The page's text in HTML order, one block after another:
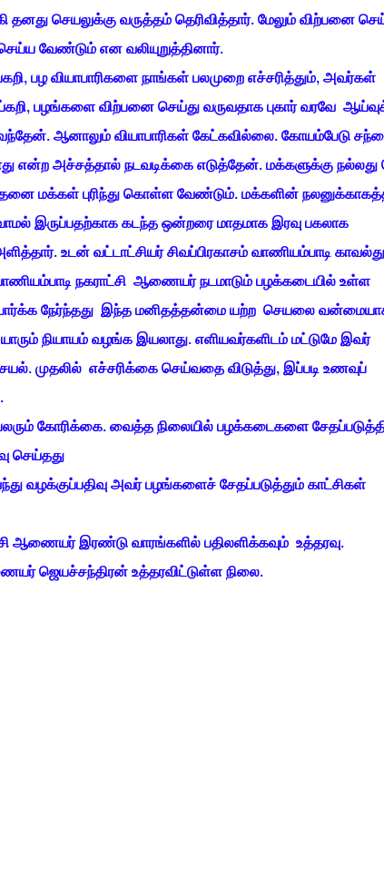
செயலுக்கு வருத்தம் தெரிவித்தார். மேலும் விற்பனை
வேண்டும் என வலியுறுத்தினார்.
பழ வியாபாரிகளை நாங்கள் பலமுறை எச்சரித்தும், அவர்கள்
பழங்களை விற்பனை செய்து வருவதாக புகார் வரவே
ஆனாலும் வியாபாரிகள் கேட்கவில்லை. கோயம்பேடு
என்ற அச்சத்தால் நடவடிக்கை எடுத்தேன். மக்களுக்கு
மக்கள் புரிந்து கொள்ள வேண்டும். மக்களின்
இருப்பதற்காக கடந்த ஒன்றரை மாதமாக இரவு பகலாக
உடன் வட்டாட்சியர் சிவப்பிரகாசம் வாணியம்பாடி
நகராட்சி ஆணையர் நடமாடும் பழக்கடையில் உள்ள
பார்க்க நேர்ந்தது இந்த மனிதத்தன்மை யற்ற செயலை
நியாயம் வழங்க இயலாது. எளியவர்களிடம் மட்டுமே இவர்
முதலில் எச்சரிக்கை செய்வதை விடுத்து, இப்படி உணவுப்
கோரிக்கை. வைத்த நிலையில் பழக்கடைகளை
செய்தது
வழக்குப்பதிவு அவர் பழங்களைச் சேதப்படுத்தும் காட்சிகள்
ஆணையர் இரண்டு வாரங்களில் பதிலளிக்கவும் உத்தரவு.
ஜெயச்சந்திரன் உத்தரவிட்டுள்ள நிலை.